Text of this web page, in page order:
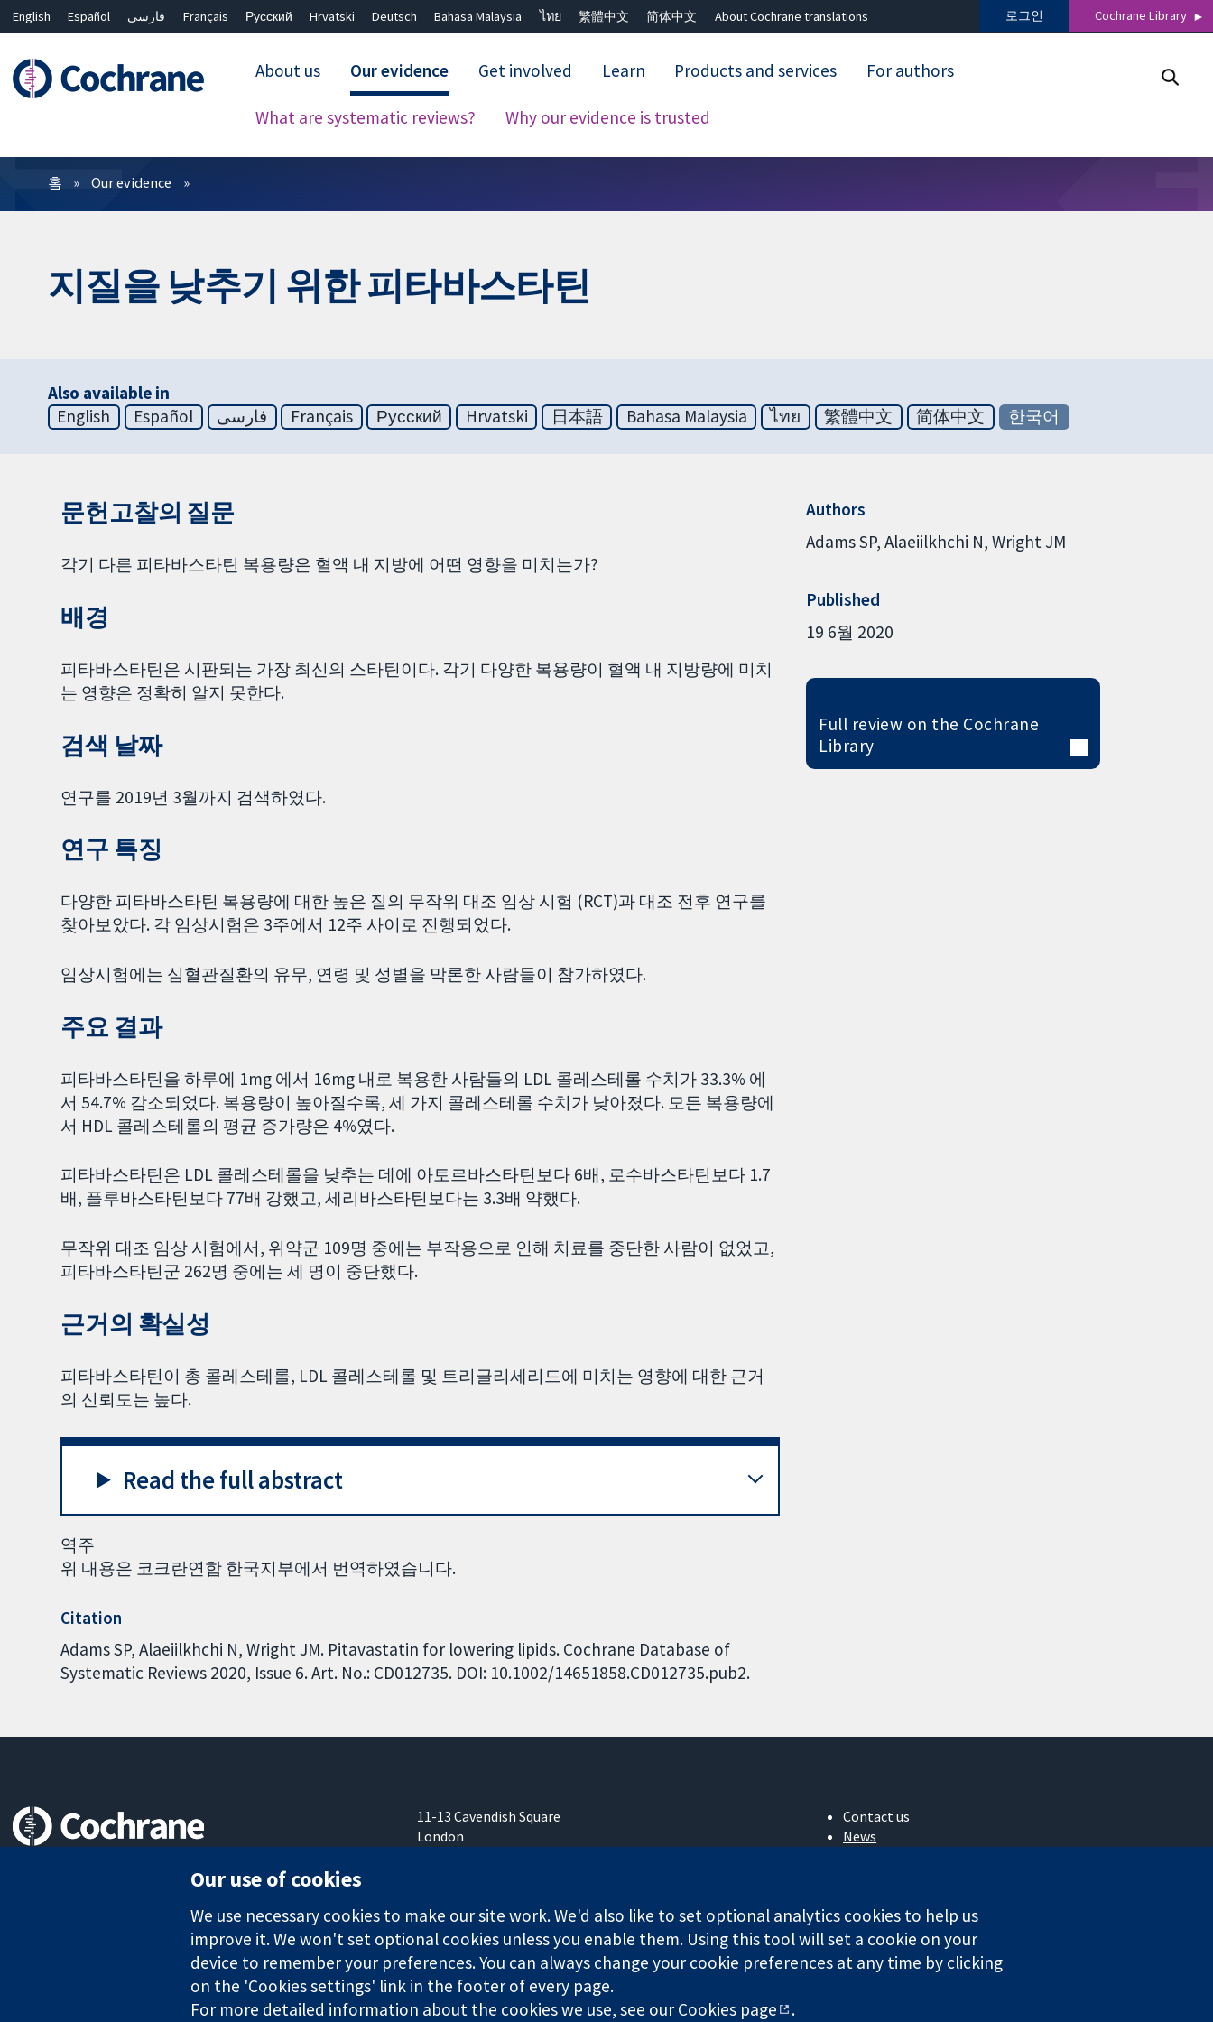
English Español فارسی Français Русский Hrvatski Deutsch Bahasa Malaysia ไทย 繁體中文 简体中文 About Cochrane translations 로그인 Cochrane Library
About us Our evidence
What are systematic reviews? Why our evidence is trusted
Get involved Learn Products and services For authors
필터
홈 Our evidence
지질을 낮추기 위한 피타바스타틴
Also available in
English
Español فارسی Français Русский Hrvatski 日本語 Bahasa Malaysia ไทย 繁體中文 简体中文 한국어
문헌고찰의 질문
각기 다른 피타바스타틴 복용량은 혈액 내 지방에 어떤 영향을 미치는가?
배경
피타바스타틴은 시판되는 가장 최신의 스타틴이다. 각기 다양한 복용량이 혈액 내 지방량에 미치
는 영향은 정확히 알지 못한다.
검색 날짜
연구를 2019년 3월까지 검색하였다.
연구 특징
다양한 피타바스타틴 복용량에 대한 높은 질의 무작위 대조 임상 시험 (RCT)과 대조 전후 연구를
찾아보았다. 각 임상시험은 3주에서 12주 사이로 진행되었다.
임상시험에는 심혈관질환의 유무, 연령 및 성별을 막론한 사람들이 참가하였다.
주요 결과
피타바스타틴을 하루에 1mg 에서 16mg 내로 복용한 사람들의 LDL 콜레스테롤 수치가 33.3% 에
서 54.7% 감소되었다. 복용량이 높아질수록, 세 가지 콜레스테롤 수치가 낮아졌다. 모든 복용량에
서 HDL 콜레스테롤의 평균 증가량은 4%였다.
피타바스타틴은 LDL 콜레스테롤을 낮추는 데에 아토르바스타틴보다 6배, 로수바스타틴보다 1.7
배, 플루바스타틴보다 77배 강했고, 세리바스타틴보다는 3.3배 약했다.
무작위 대조 임상 시험에서, 위약군 109명 중에는 부작용으로 인해 치료를 중단한 사람이 없었고,
피타바스타틴군 262명 중에는 세 명이 중단했다.
근거의 확실성
피타바스타틴이 총 콜레스테롤, LDL 콜레스테롤 및 트리글리세리드에 미치는 영향에 대한 근거
의 신뢰도는 높다.
Read the full abstract
역주
위 내용은 코크란연합 한국지부에서 번역하였습니다.
Citation
Adams SP, Alaeiilkhchi N, Wright JM. Pitavastatin for lowering lipids. Cochrane Database of
Systematic Reviews 2020, Issue 6. Art. No.: CD012735. DOI: 10.1002/14651858.CD012735.pub2.
Authors
Adams SP Alaeiilkhchi N Wright JM
Published
19 6월 2020
Full review on the Cochrane
Library
11-13 Cavendish Square
London
Contact us
News
Cochrane Library
The Cochrane Collaboration is a charity (no. 1045921) and a company limited by guarantee (no. 03044323) registered in England & Wales. VAT registration number GB 718 2127 49.
Our use of cookies
We use necessary cookies to make our site work. We'd also like to set optional analytics cookies to help us
improve it. We won't set optional cookies unless you enable them. Using this tool will set a cookie on your
device to remember your preferences. You can always change your cookie preferences at any time by clicking
on the 'Cookies settings' link in the footer of every page.
For more detailed information about the cookies we use, see ourCookies page .